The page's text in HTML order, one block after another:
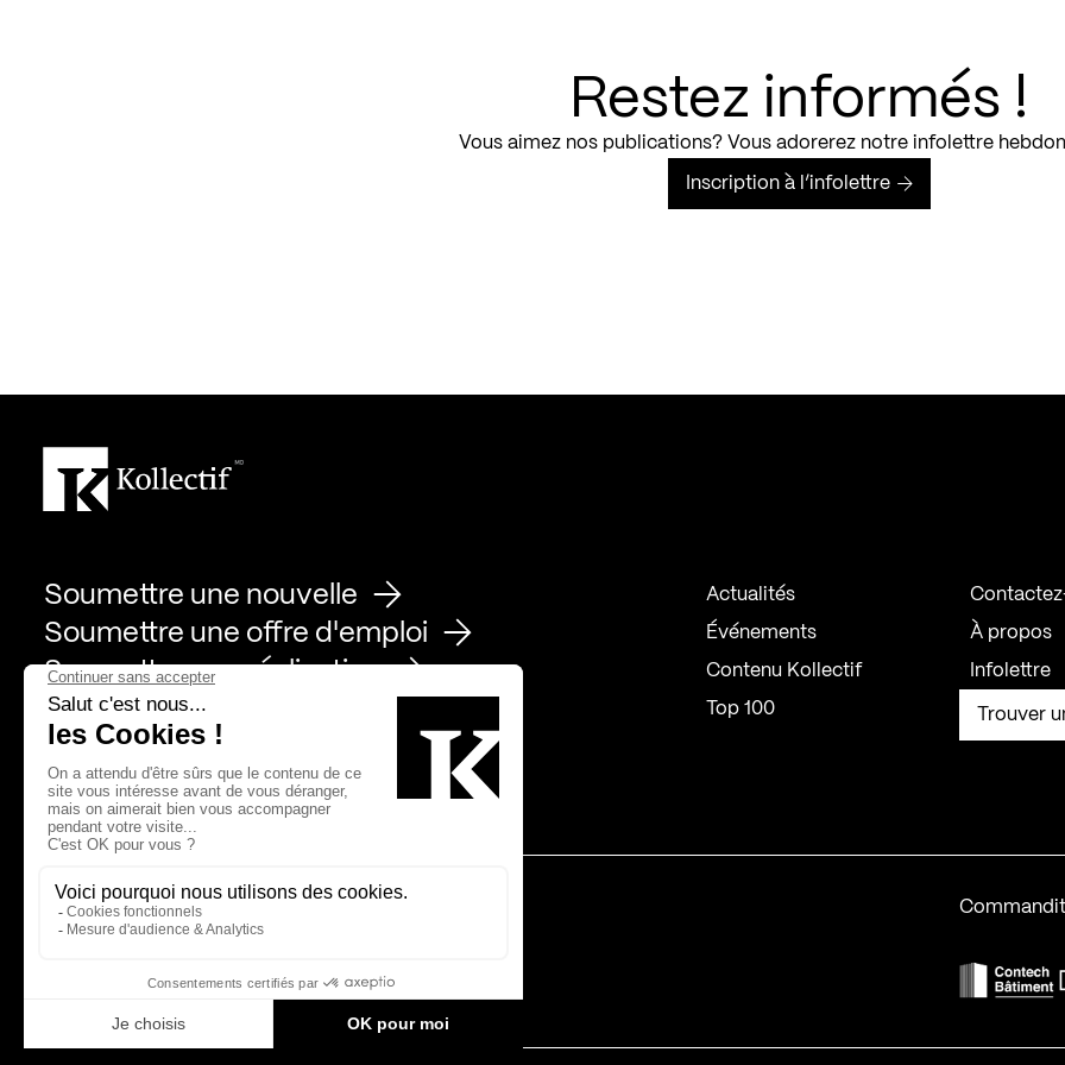
Restez informés !
Vous aimez nos publications? Vous adorerez notre infolettre
Inscription à l’infolettre
Soumettre une nouvelle
Soumettre une offre d'emploi
Soumettre une réalisation
Actualités
Événements
Contenu Kollectif
Top 100
À propos
Infolettre
Trouver
Page Facebook de Kollectif
Page Instagram de Kollectif
Page Linkedin de Kollectif
Partenaires
Bâtiment-Durable-Québec-1
Esquisses-1 MP-1